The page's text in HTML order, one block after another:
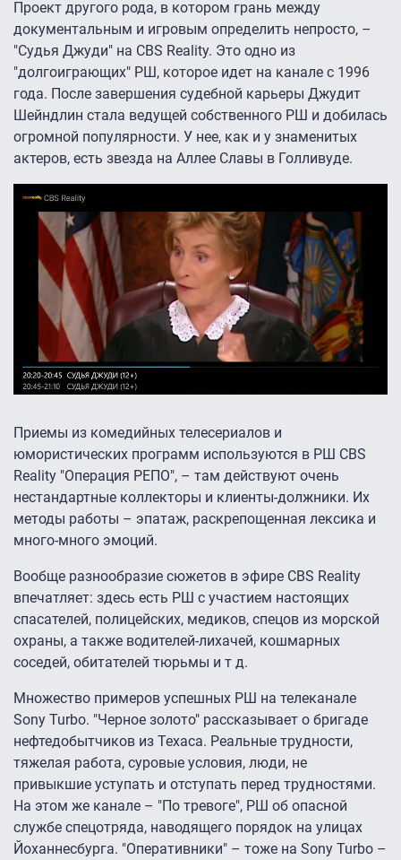
Проект другого рода, в котором грань между
документальным и игровым определить непросто, –
"Судья Джуди" на CBS Reality. Это одно из
"долгоиграющих" РШ, которое идет на канале с 1996
года. После завершения судебной карьеры Джудит
Шейндлин стала ведущей собственного РШ и добилась
огромной популярности. У нее, как и у знаменитых
актеров, есть звезда на Аллее Славы в Голливуде.
Приемы из комедийных телесериалов и
юмористических программ используются в РШ CBS
Reality "Операция РЕПО", – там действуют очень
нестандартные коллекторы и клиенты-должники. Их
методы работы – эпатаж, раскрепощенная лексика и
много-много эмоций.
Вообще разнообразие сюжетов в эфире CBS Reality
впечатляет: здесь есть РШ с участием настоящих
спасателей, полицейских, медиков, спецов из морской
охраны, а также водителей-лихачей, кошмарных
соседей, обитателей тюрьмы и т д.
Множество примеров успешных РШ на телеканале
Sony Turbo. "Черное золото" рассказывает о бригаде
нефтедобытчиков из Техаса. Реальные трудности,
тяжелая работа, суровые условия, люди, не
привыкшие уступать и отступать перед трудностями.
На этом же канале – "По тревоге", РШ об опасной
службе спецотряда, наводящего порядок на улицах
Йоханнесбурга. "Оперативники" – тоже на Sony Turbo –